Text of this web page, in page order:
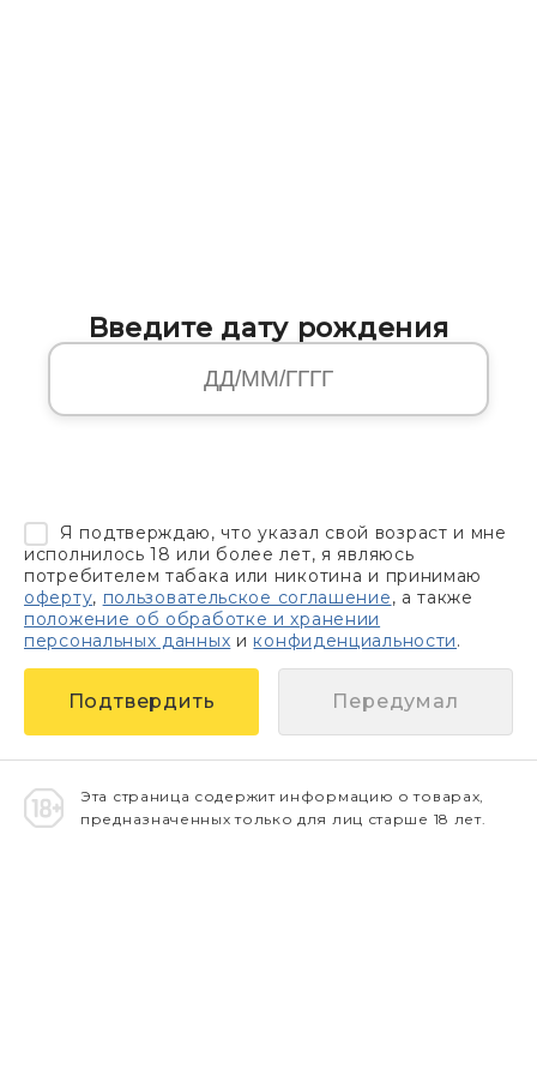
Введите дату рождения
Я подтверждаю, что указал свой возраст и мне
исполнилось 18 или более лет, я являюсь
потребителем табака или никотина и принимаю
оферту, пользовательское соглашение, а также
положение об обработке и хранении
персональных данных и конфиденциальности.
Передумал
Эта страница содержит информацию о товарах,
предназначенных только для лиц старше 18 лет.